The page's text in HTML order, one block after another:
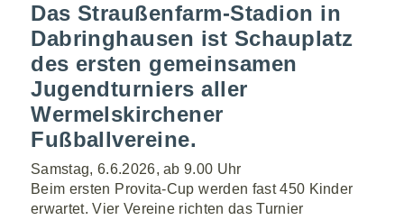
Das Straußenfarm-Stadion in
Dabringhausen ist Schauplatz
des ersten gemeinsamen
Jugendturniers aller
Wermelskirchener
Fußballvereine.
Samstag, 6.6.2026, ab 9.00 Uhr
Beim ersten Provita-Cup werden fast 450 Kinder
erwartet. Vier Vereine richten das Turnier